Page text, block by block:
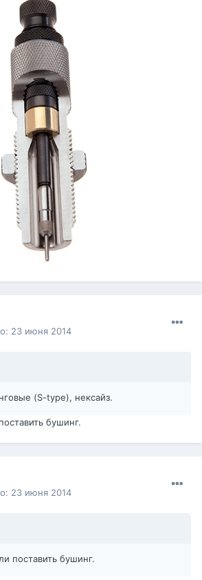
23 июня 2014
(S-type), нексайз.
бушинг.
23 июня 2014
поставить бушинг.